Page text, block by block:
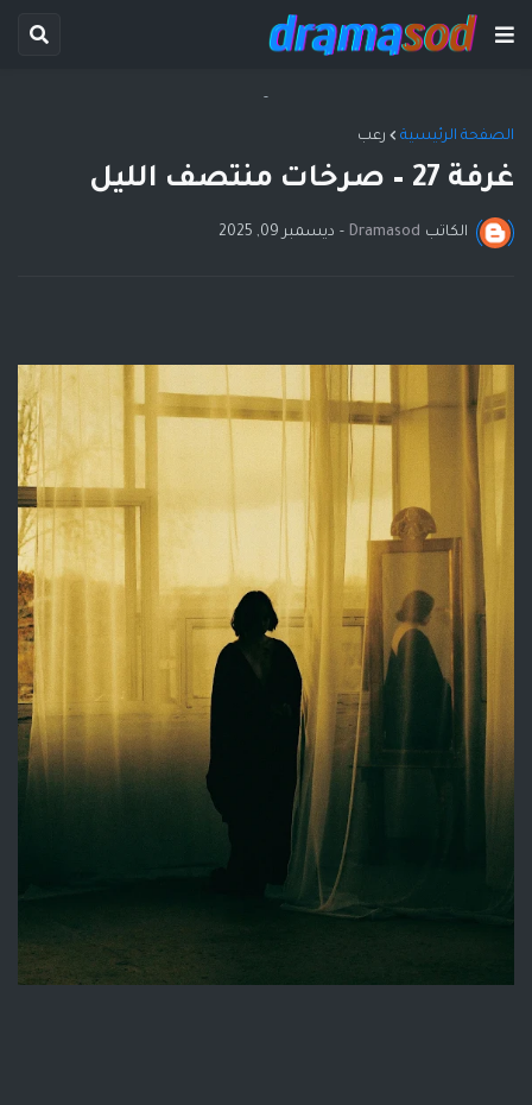
-
الصفحة الرئيسية رعب
غرفة 27 – صرخات منتصف الليل
الكاتب Dramasod
- ديسمبر 09, 2025